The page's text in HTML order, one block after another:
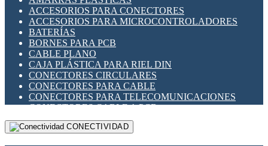
INDICADORES PARA PANEL
INTERFACES DE RELÉ
INTERRUPTORES FIN DE CARRERA
LLAVES CONMUTADORAS
MEDIDORES DE ENERGÍA Y TC'S DE CORRIENTE
MOTORES PASO A PASO
PANTALLAS HMI
PLC -CONTROLADORES LÓGICO PROGRAMABLES
PROGRAMADORES DE HORARIO
RELÉS DE PROTECCIÓN
SENSORES CAPACITIVOS
ACCESORIOS PARA CONECTORES
ACCESORIOS PARA MICROCONTROLADORES
BATERÍAS
BORNES PARA PCB
CABLE PLANO
CAJA PLÁSTICA PARA RIEL DIN
CONECTORES CIRCULARES
CONECTORES PARA CABLE
CONECTORES PARA TELECOMUNICACIONES
CONECTORES CABLE A PCB
CONECTORES PCB A CABLE
DIP SWITCHESCONECTIVIDAD